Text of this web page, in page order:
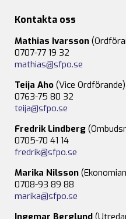
Kontakta oss
Mathias Ivarsson
0707-77 19 32
mathias@sfpo.se
Teija Aho (Vice Ordförande)
0763-75 80 32
teija@sfpo.se
Fredrik Lindberg
0705-70 41 14
fredrik@sfpo.se
Marika Nilsson
0708-93 89 88
marika@sfpo.se
Ingemar Berglund